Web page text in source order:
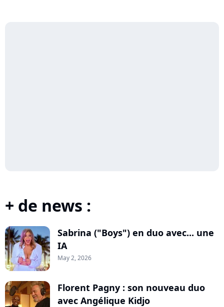
+ de news :
Sabrina ("Boys") en duo avec... une
IA
May 2, 2026
Florent Pagny : son nouveau duo
avec Angélique Kidjo